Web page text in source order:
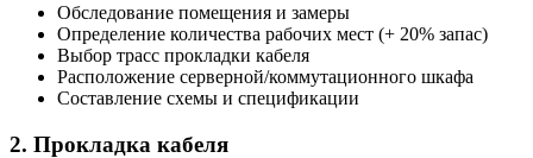
Обследование помещения и замеры
Определение количества рабочих мест (+ 20% запас)
Выбор трасс прокладки кабеля
Расположение серверной/коммутационного шкафа
Составление схемы и спецификации
2. Прокладка кабеля